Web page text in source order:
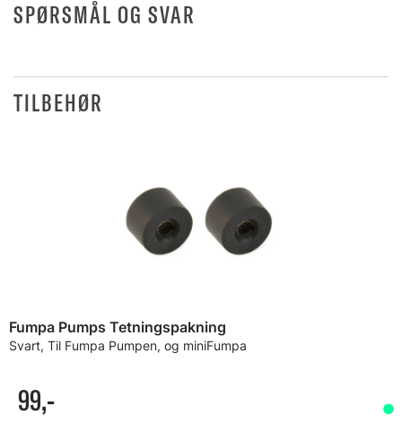
SPØRSMÅL OG SVAR
TILBEHØR
Fumpa Pumps Tetningspakning
Svart, Til Fumpa Pumpen, og miniFumpa
99,-